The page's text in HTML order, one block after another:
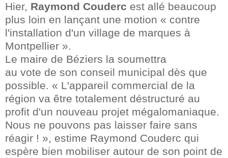
Hier, Raymond Couderc est allé beaucoup
plus loin en lançant une motion « contre
l'installation d'un village de marques à
Montpellier ».
Le maire de Béziers la soumettra
au vote de son conseil municipal dès que
possible. « L'appareil commercial de la
région va être totalement déstructuré au
profit d'un nouveau projet mégalomaniaque.
Nous ne pouvons pas laisser faire sans
réagir ! », estime Raymond Couderc qui
espère bien mobiliser autour de son point de